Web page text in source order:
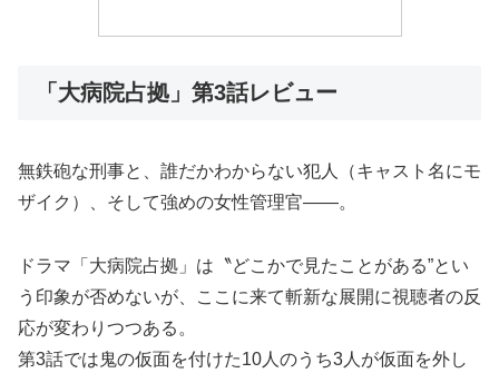
「大病院占拠」第3話レビュー
無鉄砲な刑事と、誰だかわからない犯人（キャスト名にモ
ザイク）、そして強めの女性管理官——。
ドラマ「大病院占拠」は〝どこかで見たことがある”とい
う印象が否めないが、ここに来て斬新な展開に視聴者の反
応が変わりつつある。
第3話では鬼の仮面を付けた10人のうち3人が仮面を外し